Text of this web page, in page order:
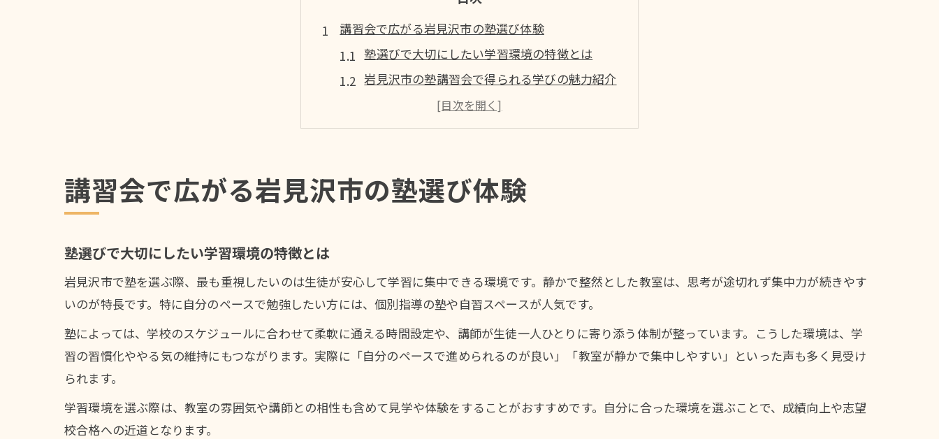
講習会で広がる岩見沢市の塾選び体験
塾選びで大切にしたい学習環境の特徴とは
岩見沢市の塾講習会で得られる学びの魅力紹介
塾で体験できる自習スペースの活用ポイント
保護者口コミから見る塾講習会のリアルな評価
自分に合った塾探しを岩見沢市で始めよう
塾選びで押さえたい講習会の日程比較方法
学年別に最適な塾講習会の選択ポイント
塾の講師や教室雰囲気も選定基準にしよう
塾や講習会の学び方を見直すきっかけに
塾や講習会で変わる学習スタイルの実例
塾講習会参加で得られるモチベーション向上
講習会で広がる岩見沢市の塾選び体験
塾選びで大切にしたい学習環境の特徴とは
岩見沢市で塾を選ぶ際、最も重視したいのは生徒が安心して学習に集中できる環境です。静かで整然とした教室は、思考が途切れず集中力が続きやす
いのが特長です。特に自分のペースで勉強したい方には、個別指導の塾や自習スペースが人気です。
塾によっては、学校のスケジュールに合わせて柔軟に通える時間設定や、講師が生徒一人ひとりに寄り添う体制が整っています。こうした環境は、学
習の習慣化ややる気の維持にもつながります。実際に「自分のペースで進められるのが良い」「教室が静かで集中しやすい」といった声も多く見受け
られます。
学習環境を選ぶ際は、教室の雰囲気や講師との相性も含めて見学や体験をすることがおすすめです。自分に合った環境を選ぶことで、成績向上や志望
校合格への近道となります。